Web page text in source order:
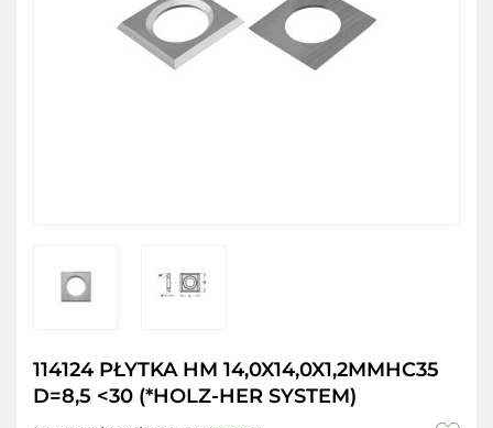
114124 PŁYTKA HM 14,0X14,0X1,2MMHC35
D=8,5 <30 (*HOLZ-HER SYSTEM)